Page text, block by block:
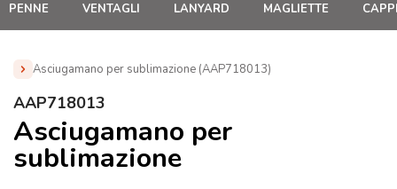
PENNE VENTAGLI LANYARD MAGLIETTE
Asciugamano per sublimazione (AAP718013)
Home » Abbigliamento Personalizzato
AAP718013
Asciugamano per
sublimazione